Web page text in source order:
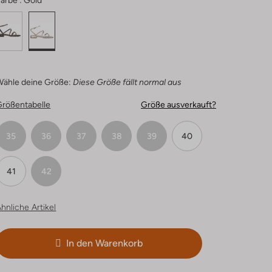
deine Größe: Diese Größe fällt normal aus
Größe ausverkauft?
35 36 37 38 39 40
41 42
Artikel
In den Warenkorb